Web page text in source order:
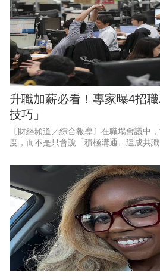
升職加薪必看！專家曝4招
技巧」
〔財經頻道／綜合報導〕在職場會議中
度，而不是只會說「積極溝通、達成共
推動事情的智慧」，只要在會